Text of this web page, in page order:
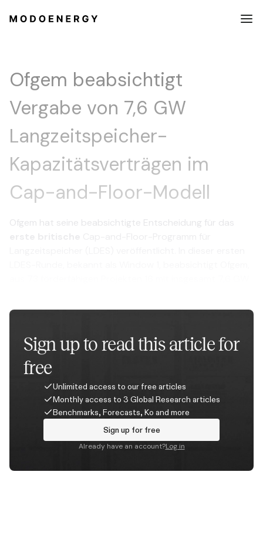
Ofgem beabsichtigt
Vergabe von 7,6 GW
Langzeitspeicher-
Kapazitätsverträgen im
Cap-and-Floor-Modell
​Ofgem hat seine beabsichtigte Entscheidung für das
Sign up to read this article for
free
Unlimited access to our free articles
Monthly access to 3 Global Research articles
Benchmarks, Forecasts, Ko and more
Sign up for free
Already have an account?Log in